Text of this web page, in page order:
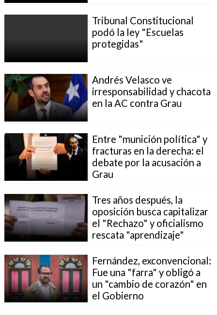
Tribunal Constitucional
podó la ley "Escuelas
protegidas"
Andrés Velasco ve
irresponsabilidad y chacota
en la AC contra Grau
Entre "munición política" y
fracturas en la derecha: el
debate por la acusación a
Grau
Tres años después, la
oposición busca capitalizar
el "Rechazo" y oficialismo
rescata "aprendizaje"
Fernández, exconvencional:
Fue una "farra" y obligó a
un "cambio de corazón" en
el Gobierno